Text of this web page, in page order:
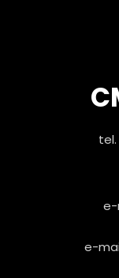
e-
e-